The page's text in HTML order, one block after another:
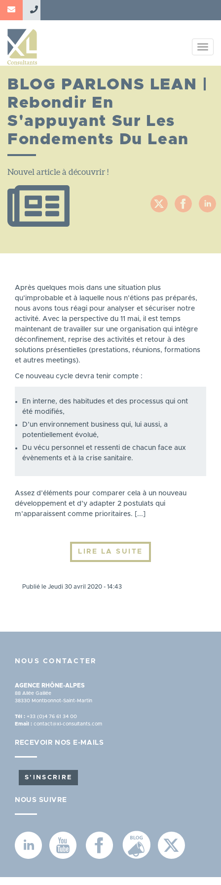
Aller
principal
BLOG PARLONS LEAN |
Rebondir En
S'appuyant Sur Les
Fondements Du Lean
Nouvel article à découvrir !
Après quelques mois dans une situation plus
qu’improbable et à laquelle nous n’étions pas préparés,
nous avons tous réagi pour analyser et sécuriser notre
activité. Avec la perspective du 11 mai, il est temps
maintenant de travailler sur une organisation qui intègre
déconfinement, reprise des activités et retour à des
solutions présentielles (prestations, réunions, formations
et autres meetings).
Ce nouveau cycle devra tenir compte :
En interne, des habitudes et des processus qui ont
été modifiés,
D’un environnement business qui, lui aussi, a
potentiellement évolué,
Du vécu personnel et ressenti de chacun face aux
évènements et à la crise sanitaire.
Assez d’éléments pour comparer cela à un nouveau
développement et d’y adapter 2 postulats qui
m’apparaissent comme prioritaires. [...]
LIRE LA SUITE
Publié le Jeudi 30 avril 2020 - 14:43
NOUS CONTACTER
AGENCE RHÔNE-ALPES
88 Allée Galilée
38330 Montbonnot-Saint-Martin
Tél : +33 (0)4 76 61 34 00
Email : contact@xl-consultants.com
RECEVOIR NOS E-MAILS
S'INSCRIRE
NOUS SUIVRE